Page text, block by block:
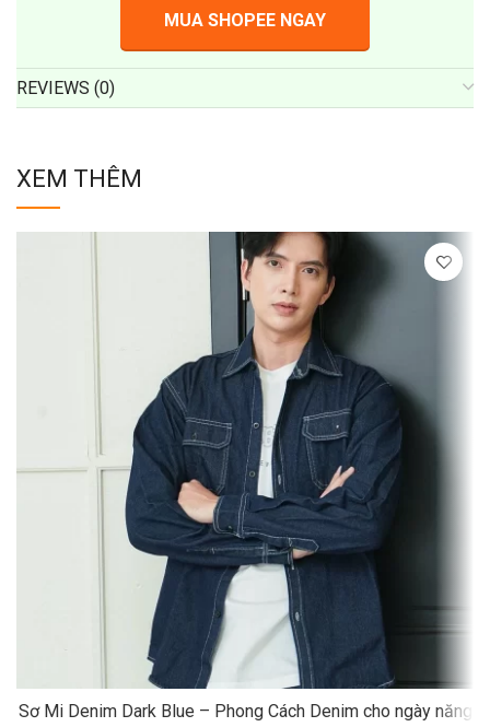
MUA SHOPEE NGAY
REVIEWS (0)
XEM THÊM
Sơ Mi Denim Dark Blue – Phong Cách Denim cho ngày năng